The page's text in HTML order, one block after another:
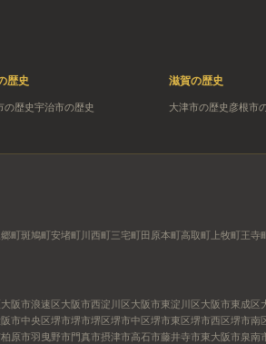
歴史
の歴史宇治市の歴史
滋賀の歴史
大津市の歴史 彦根市
町斑鳩町安堵町川西町三宅町田原本町高取町 上牧町王寺
大阪市浪速区大阪市西淀川区大阪市東淀川区大阪市東成区
市中央区堺市堺市堺区堺市中区堺市東区堺市西区堺市南
柏原市羽曳野市門真市摂津市高石市藤井寺市東大阪市泉南